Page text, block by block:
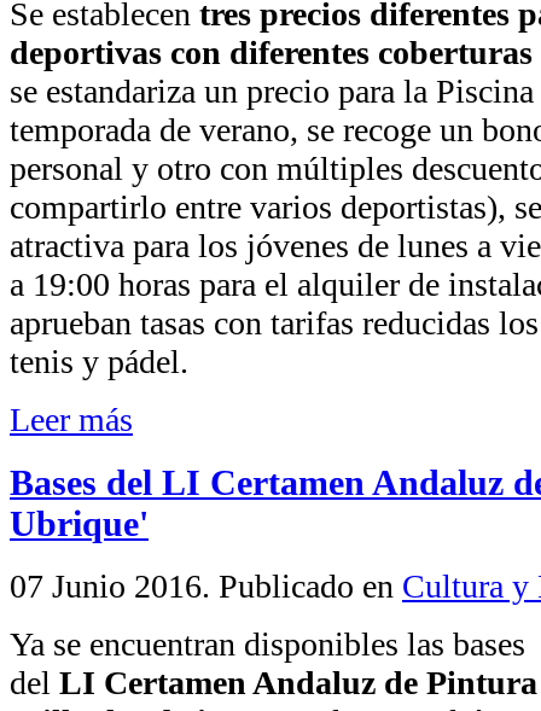
Se establecen tres precios diferentes
deportivas con diferentes
se estandariza un precio para la
temporada de verano, se recoge un
personal y otro con múltiples
compartirlo entre varios deportistas),
atractiva para los jóvenes de lunes a
a 19:00 horas para el alquiler de
aprueban tasas con tarifas reducidas
tenis y pádel.
Leer más
Bases del LI Certamen Andaluz
Ubrique'
07 Junio 2016. Publicado en Cultura y
Ya se encuentran disponibles las bases
del LI Certamen Andaluz de Pintura